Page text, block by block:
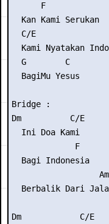
      F
  Kan Kami Serukan
C/E
Kami Nyatakan
  G        C
  BagiMu Yesus
Bridge :
Dm          C/E
  Ini Doa Kami
             F
  Bagi Indonesia
Berbalik Dari
Dm            C/E